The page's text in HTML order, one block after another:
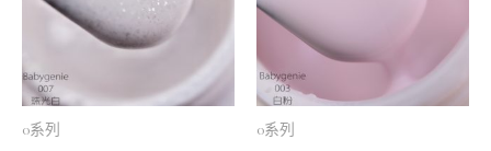
0系列 0系列